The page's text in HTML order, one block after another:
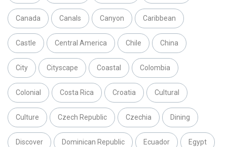
Canada Canals Canyon Caribbean
Castle Central America Chile China
City Cityscape Coastal Colombia
Colonial Costa Rica Croatia Cultural
Culture Czech Republic Czechia Dining
Discover Dominican Republic Ecuador Egypt